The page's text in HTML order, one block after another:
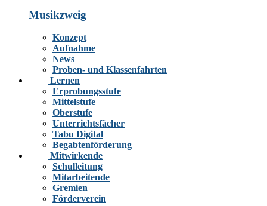
Musikzweig
Konzept
Aufnahme
News
Proben- und Klassenfahrten
Lernen
Erprobungsstufe
Mittelstufe
Oberstufe
Unterrichtsfächer
Tabu Digital
Begabtenförderung
Mitwirkende
Schulleitung
Mitarbeitende
Gremien
Förderverein